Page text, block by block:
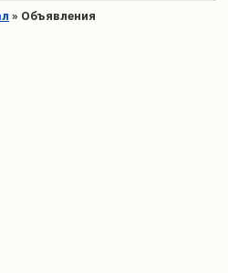
» Объявления